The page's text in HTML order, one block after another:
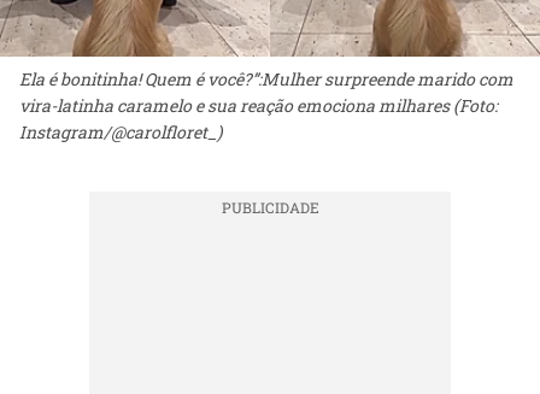
Ela é bonitinha! Quem é você?”:Mulher surpreende marido com
vira-latinha caramelo e sua reação emociona milhares (Foto:
Instagram/@carolfloret_)